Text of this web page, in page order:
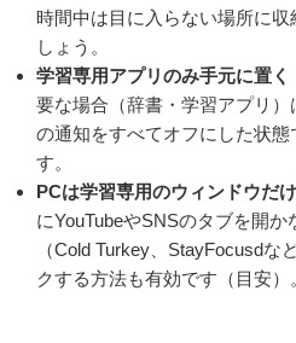
時間中は目に入らない場所に収
しょう。
学習専用アプリのみ手元に置く
要な場合（辞書・学習アプリ）
の通知をすべてオフにした状態
す。
PCは学習専用のウィンドウだ
にYouTubeやSNSのタブを開
（Cold Turkey、StayFocusdな
クする方法も有効です（目安）